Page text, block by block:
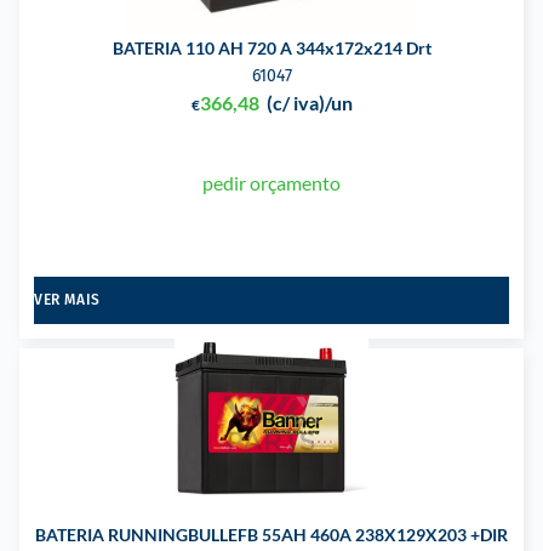
BATERIA 110 AH 720 A 344x172x214 Drt
61047
€366,48 (c/ iva)/un
pedir orçamento
VER MAIS
BATERIA RUNNINGBULLEFB 55AH 460A 238X129X203 +DIR